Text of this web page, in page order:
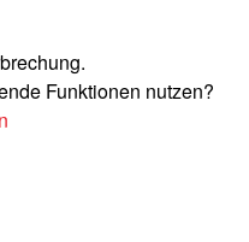
Funktionen nutzen?